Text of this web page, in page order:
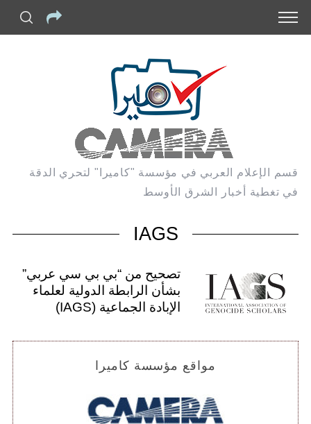
قسم الإعلام العربي في مؤسسة "كاميرا" لتحري الدقة
في تغطية أخبار الشرق الأوسط
IAGS
تصحيح من “بي بي سي عربي”
بشأن الرابطة الدولية لعلماء
الإبادة الجماعية (IAGS)
مواقع مؤسسة كاميرا